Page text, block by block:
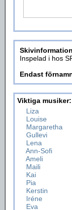
Inspelad i hos
Endast
Viktiga musiker:
Liza
Louise
Margaretha
Gullevi
Lena
Ann-Sofi
Ameli
Maili
Kai
Pia
Kerstin
Iréne
Eva